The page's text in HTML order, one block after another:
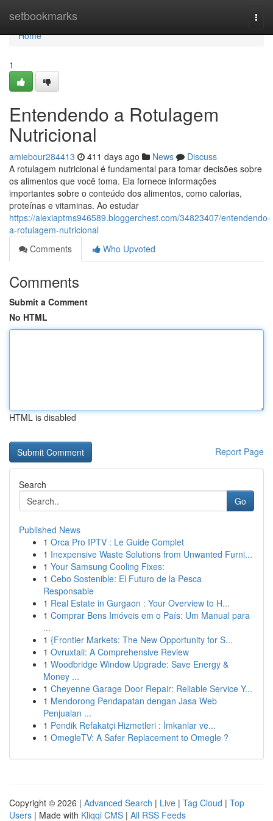
setbookmarks
Home
Home
1
Entendendo a Rotulagem
Nutricional
amiebour284413 411 days ago News
Discuss
A rotulagem nutricional é fundamental para tomar decisões sobre
os alimentos que você toma. Ela fornece informações
importantes sobre o conteúdo dos alimentos, como calorias,
proteínas e vitaminas. Ao estudar
https://alexiaptms946589.bloggerchest.com/34823407/entendendo-
a-rotulagem-nutricional
Comments
Who Upvoted
Comments
Submit a Comment
No HTML
HTML is disabled
Report Page
Search
Go
Published News
1 Orca Pro IPTV : Le Guide Complet
1 Inexpensive Waste Solutions from Unwanted Furni...
1 Your Samsung Cooling Fixes:
1 Cebo Sostenible: El Futuro de la Pesca
Responsable
1 Real Estate in Gurgaon : Your Overview to H...
1 Comprar Bens Imóveis em o País: Um Manual para
...
1 {Frontier Markets: The New Opportunity for S...
1 Ovruxtali: A Comprehensive Review
1 Woodbridge Window Upgrade: Save Energy &
Money ...
1 Cheyenne Garage Door Repair: Reliable Service Y...
1 Mendorong Pendapatan dengan Jasa Web
Penjualan ...
1 Pendik Refakatçi Hizmetleri : İmkanlar ve...
1 OmegleTV: A Safer Replacement to Omegle ?
Copyright © 2026 | Advanced Search | Live | Tag Cloud | Top
Users | Made with Kliqqi CMS | All RSS Feeds